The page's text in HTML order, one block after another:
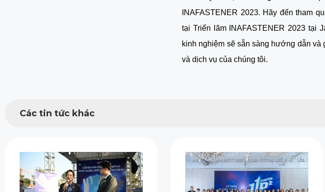
INAFASTENER 2023. Hãy đến tham
tại Triển lãm INAFASTENER 2023 tại
kinh nghiệm sẽ sẵn sàng hướng dẫn và
và dịch vụ của chúng tôi.
Các tin tức khác